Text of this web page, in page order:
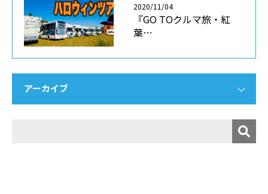
2020/11/04
『GO TOクルマ旅・紅
葉…
アーカイブ